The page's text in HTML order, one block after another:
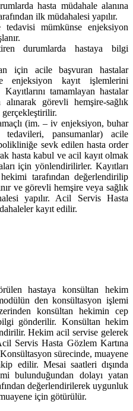
hasta müdahale alanına
ilk müdahalesi yapılır.
tedavisi mümkünse enjeksiyon
durumlarda hastaya bilgi
için acile başvuran hastalar
enjeksiyon kayıt işlemlerini
tamamlayan hastalar
alınarak görevli hemşire-sağlık
gerçekleştirilir.
(im. – iv enjeksiyon, buhar
tedavileri, pansumanlar) acile
sevk edilen hasta order
hasta kabul ve acil kayıt olmak
için yönlendirilirler. Kayıtları
tarafından değerlendirilip
ve görevli hemşire veya sağlık
yapılır. Acil Servis Hasta
kayıt edilir.
hastaya konsültan hekim
den konsültasyon işlemi
konsültan hekimin cep
gönderilir. Konsültan hekim
Hekim acil servise gelerek
Servis Hasta Gözlem Kartına
sürecinde, muayene
edilir. Mesai saatleri dışında
bulunduğundan dolayı yatan
değerlendirilerek uygunluk
için götürülür.